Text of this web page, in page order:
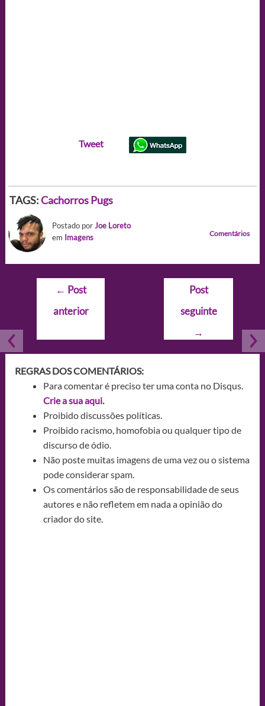
Tweet
TAGS:CachorrosPugs
Postado porJoe Loreto
em Imagens Comentários
Navegação
Post
← Post
anterior
Post
seguinte
→
REGRAS DOS COMENTÁRIOS:
Para comentar é preciso ter uma conta no Disqus.
Crie a sua aqui.
Proibido discussões políticas.
Proibido racismo, homofobia ou qualquer tipo de
discurso de ódio.
Não poste muitas imagens de uma vez ou o sistema
pode considerar spam.
Os comentários são de responsabilidade de seus
autores e não refletem em nada a opinião do
criador do site.